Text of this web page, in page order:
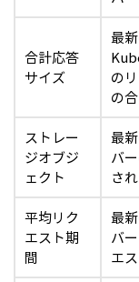
合計応答
サイズ
最
の
の
ストレー
ジオブジ
ェクト
最
バ
さ
平均リク
エスト期
間
最
バ
エ